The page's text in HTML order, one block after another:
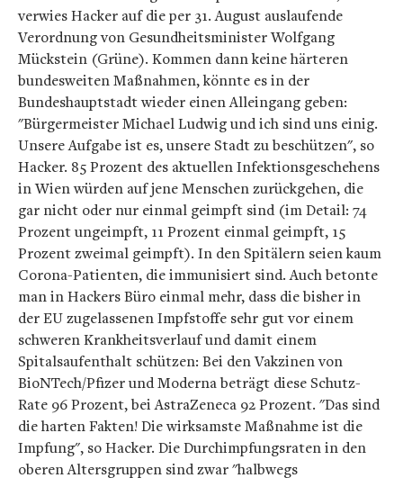
verwies Hacker auf die per 31. August auslaufende
Verordnung von Gesundheitsminister Wolfgang
Mückstein (Grüne). Kommen dann keine härteren
bundesweiten Maßnahmen, könnte es in der
Bundeshauptstadt wieder einen Alleingang geben:
"Bürgermeister Michael Ludwig und ich sind uns einig.
Unsere Aufgabe ist es, unsere Stadt zu beschützen", so
Hacker. 85 Prozent des aktuellen Infektionsgeschehens
in Wien würden auf jene Menschen zurückgehen, die
gar nicht oder nur einmal geimpft sind (im Detail: 74
Prozent ungeimpft, 11 Prozent einmal geimpft, 15
Prozent zweimal geimpft). In den Spitälern seien kaum
Corona-Patienten, die immunisiert sind. Auch betonte
man in Hackers Büro einmal mehr, dass die bisher in
der EU zugelassenen Impfstoffe sehr gut vor einem
schweren Krankheitsverlauf und damit einem
Spitalsaufenthalt schützen: Bei den Vakzinen von
BioNTech/Pfizer und Moderna beträgt diese Schutz-
Rate 96 Prozent, bei AstraZeneca 92 Prozent. "Das sind
die harten Fakten! Die wirksamste Maßnahme ist die
Impfung", so Hacker. Die Durchimpfungsraten in den
oberen Altersgruppen sind zwar "halbwegs